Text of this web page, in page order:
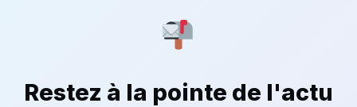
Restez à la pointe de l'actu